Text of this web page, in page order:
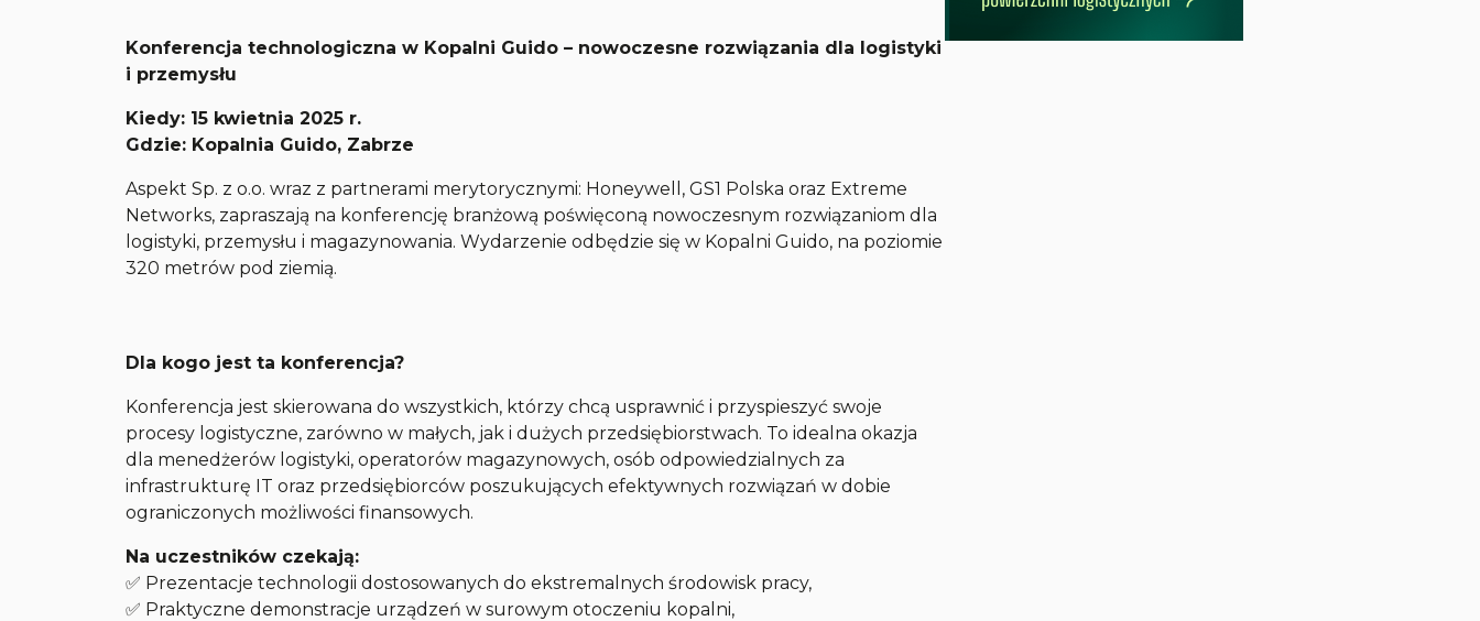
Konferencja technologiczna w Kopalni Guido – nowoczesne rozwiązania dla logistyki
i przemysłu
Kiedy: 15 kwietnia 2025 r.
Gdzie: Kopalnia Guido, Zabrze
Aspekt Sp. z o.o. wraz z partnerami merytorycznymi: Honeywell, GS1 Polska oraz Extreme
Networks, zapraszają na konferencję branżową poświęconą nowoczesnym rozwiązaniom dla
logistyki, przemysłu i magazynowania. Wydarzenie odbędzie się w Kopalni Guido, na poziomie
320 metrów pod ziemią.
Dla kogo jest ta konferencja?
Konferencja jest skierowana do wszystkich, którzy chcą usprawnić i przyspieszyć swoje
procesy logistyczne, zarówno w małych, jak i dużych przedsiębiorstwach. To idealna okazja
dla menedżerów logistyki, operatorów magazynowych, osób odpowiedzialnych za
infrastrukturę IT oraz przedsiębiorców poszukujących efektywnych rozwiązań w dobie
ograniczonych możliwości finansowych.
Na uczestników czekają:
✅ Prezentacje technologii dostosowanych do ekstremalnych środowisk pracy,
✅ Praktyczne demonstracje urządzeń w surowym otoczeniu kopalni,